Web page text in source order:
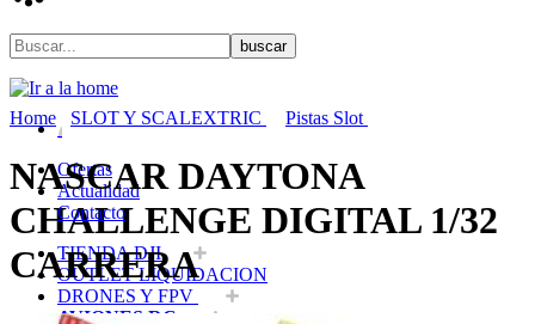
Ofertas
Actualidad
Contacto
TIENDA DJI
OUTLET LIQUIDACION
DRONES Y FPV
AVIONES RC
Home SLOT Y SCALEXTRIC Pistas Slot
NASCAR DAYTONA
CHALLENGE DIGITAL 1/32
CARRERA